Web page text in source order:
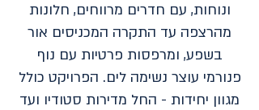
ונוחות, עם חדרים מרווחים, חלונות
מהרצפה עד התקרה המכניסים אור
בשפע, ומרפסות פרטיות עם נוף
פנורמי עוצר נשימה לים. הפרויקט כולל
מגוון יחידות - החל מדירות סטודיו ועד